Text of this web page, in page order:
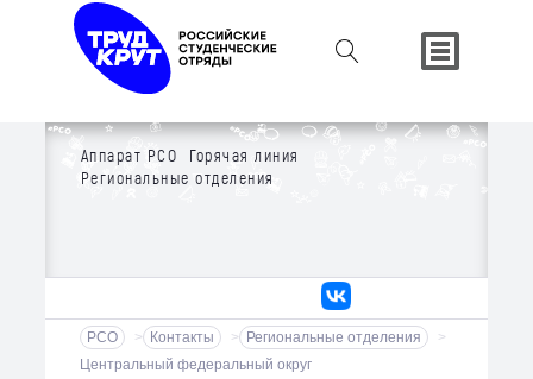
Аппарат РСО
Горячая линия
Региональные отделения
РСО > Контакты > Региональные отделения
>
Центральный федеральный округ